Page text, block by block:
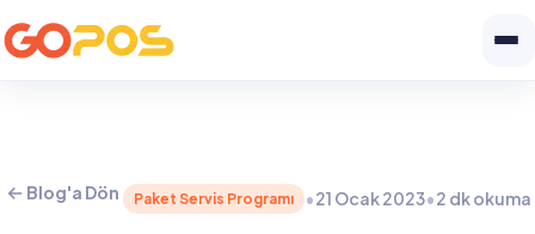
Blog'a Dön Paket Servis Programı •21 Ocak 2023•2 dk okuma